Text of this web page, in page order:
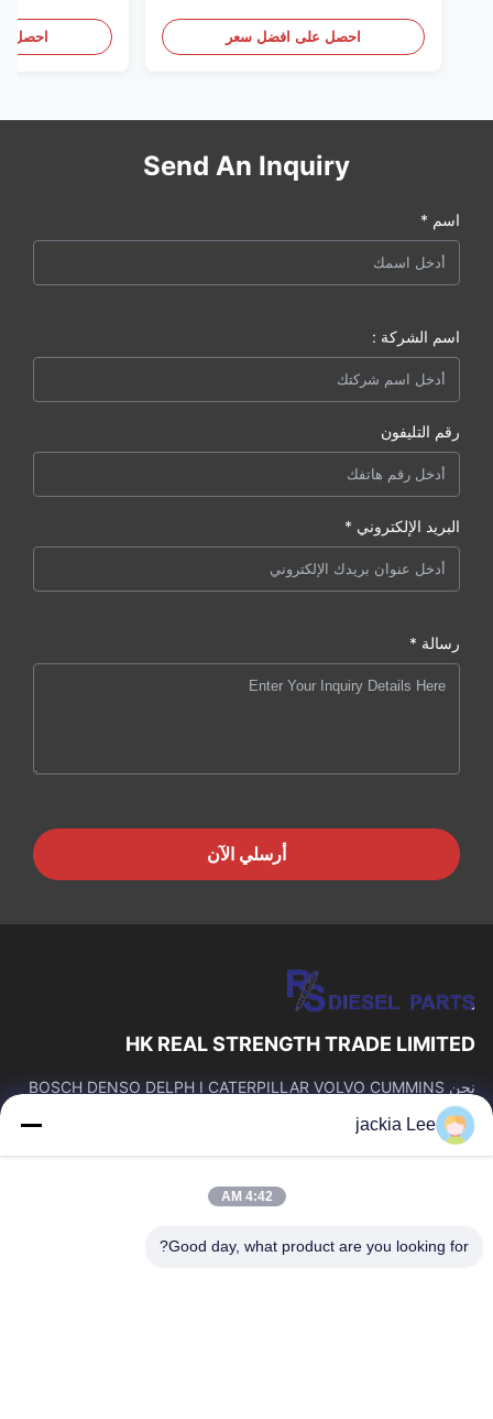
(بيركنز) ، كل شيء جديد
احصل على افضل سعر احصل
Send An Inquiry
اسم *
اسم الشركة :
رقم التليفون
البريد الإلكتروني *
رسالة *
أرسلي الآن
HK REAL STRENGTH TRADE LIMITED
نحن BOSCH DENSO DELPH I CATERPILLAR VOLVO CUMMINS
9523.
روابط سريعة
المنتجات
حولنا
جولة في المصنع
jackia Lee
4:42 AM
Good day, what product are you looking for?